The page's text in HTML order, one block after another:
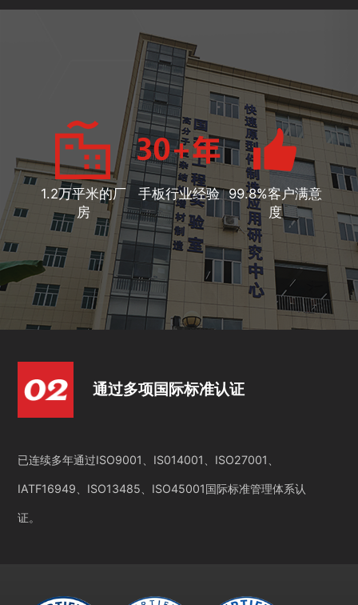
1.2万平米的厂
房
手板行业经验 99.8%客户满意
度
通过多项国际标准认证
已连续多年通过ISO9001、IS014001、ISO27001、
IATF16949、ISO13485、ISO45001国际标准管理体系认
证。